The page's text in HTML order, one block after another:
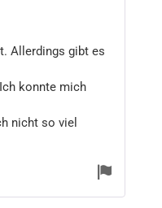
Allerdings gibt es
konnte mich
nicht so viel